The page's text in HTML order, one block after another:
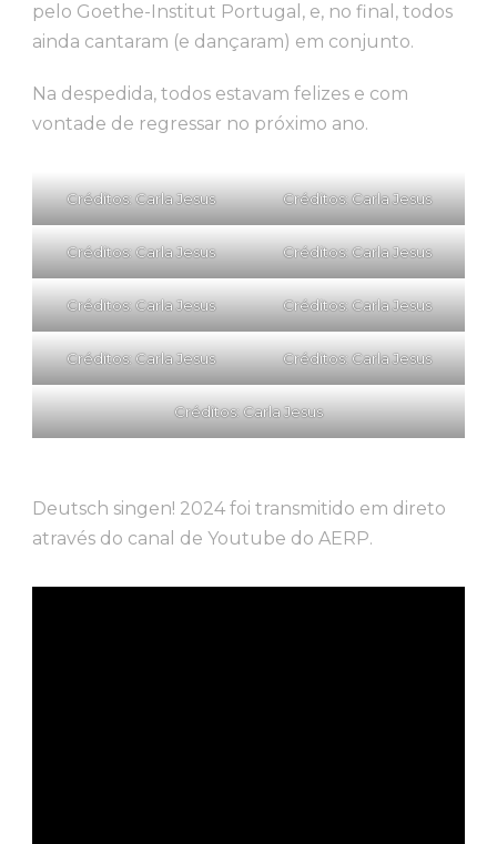
pelo Goethe-Institut Portugal, e, no final, todos
ainda cantaram (e dançaram) em conjunto.
Na despedida, todos estavam felizes e com
vontade de regressar no próximo ano.
Créditos: Carla Jesus Créditos: Carla Jesus
Créditos: Carla Jesus Créditos: Carla Jesus
Créditos: Carla Jesus Créditos: Carla Jesus
Créditos: Carla Jesus Créditos: Carla Jesus
Créditos: Carla Jesus
Deutsch singen! 2024 foi transmitido em direto
através do canal de Youtube do AERP.